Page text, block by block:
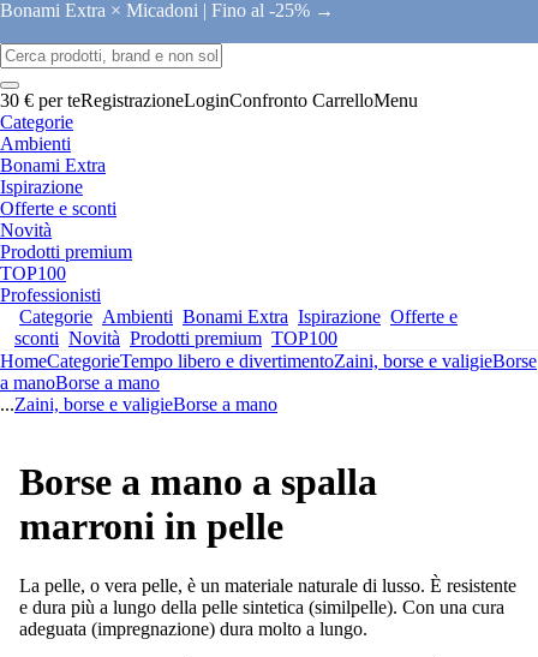
Bonami Extra × Micadoni | Fino al -25% →
30 € per teRegistrazioneLoginConfronto CarrelloMenu
Categorie
Ambienti
Bonami Extra
Ispirazione
Offerte e sconti
Novità
Prodotti premium
TOP100
Professionisti
Categorie Ambienti Bonami Extra Ispirazione Offerte e
sconti Novità Prodotti premium TOP100
HomeCategorieTempo libero e divertimentoZaini, borse e valigieBorse
a manoBorse a mano
...Zaini, borse e valigieBorse a mano
Borse a mano a spalla
marroni in pelle
La pelle, o vera pelle, è un materiale naturale di lusso. È resistente
e dura più a lungo della pelle sintetica (similpelle). Con una cura
adeguata (impregnazione) dura molto a lungo.